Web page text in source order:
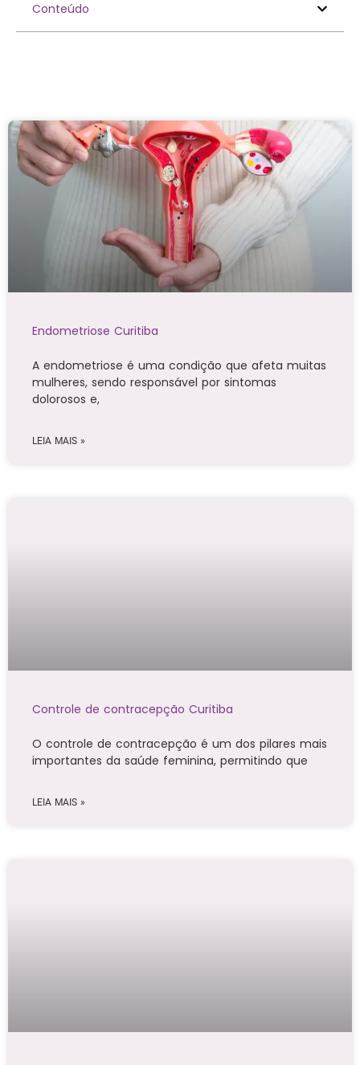
Conteúdo
Endometriose Curitiba
A endometriose é uma condição que afeta muitas
mulheres, sendo responsável por sintomas
dolorosos e,
LEIA MAIS »
Controle de contracepção Curitiba
O controle de contracepção é um dos pilares mais
importantes da saúde feminina, permitindo que
LEIA MAIS »